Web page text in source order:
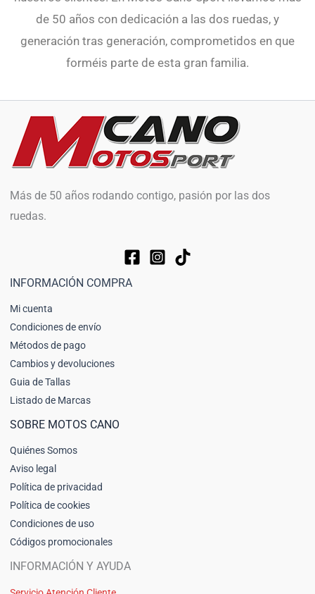
de 50 años con dedicación a las dos ruedas, y
generación tras generación, comprometidos en que
forméis parte de esta gran familia.
Más de 50 años rodando contigo, pasión por las dos
ruedas.
INFORMACIÓN COMPRA
Mi cuenta
Condiciones de envío
Métodos de pago
Cambios y devoluciones
Guia de Tallas
Listado de Marcas
SOBRE MOTOS CANO
Quiénes Somos
Aviso legal
Política de privacidad
Política de cookies
Condiciones de uso
Códigos promocionales
INFORMACIÓN Y AYUDA